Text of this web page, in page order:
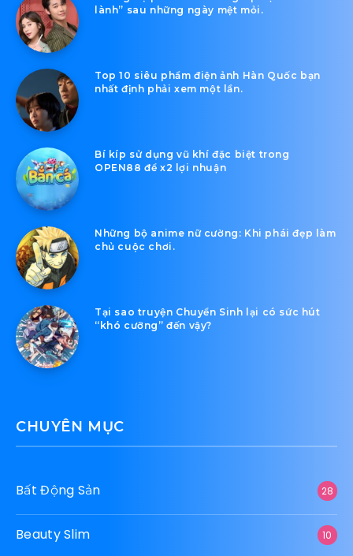
lành” sau những ngày mệt mỏi.
Top 10 siêu phẩm điện ảnh Hàn Quốc bạn
nhất định phải xem một lần.
Bí kíp sử dụng vũ khí đặc biệt trong
OPEN88 để x2 lợi nhuận
Những bộ anime nữ cường: Khi phái đẹp làm
chủ cuộc chơi.
Tại sao truyện Chuyển Sinh lại có sức hút
“khó cưỡng” đến vậy?
CHUYÊN MỤC
Bất Động Sản 28
Beauty Slim 10